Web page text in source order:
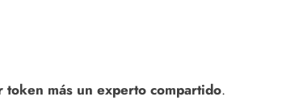
token más un experto compartido.